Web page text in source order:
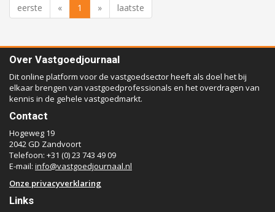
eerste « 1 » laatste
Over Vastgoedjournaal
Dit online platform voor de vastgoedsector heeft als doel het bij
elkaar brengen van vastgoedprofessionals en het overdragen van
kennis in de gehele vastgoedmarkt.
Contact
Hogeweg 19
2042 GD Zandvoort
Telefoon: +31 (0) 23 743 49 09
E-mail: info@vastgoedjournaal.nl
Onze privacyverklaring
Links